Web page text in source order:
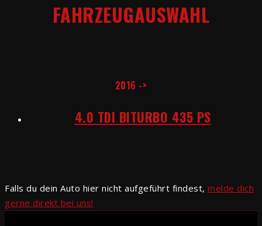
FAHRZEUGAUSWAHL
2016 ->
4.0 TDI BITURBO 435 PS
Falls du dein Auto hier nicht aufgeführt findest, melde dich
gerne direkt bei uns!